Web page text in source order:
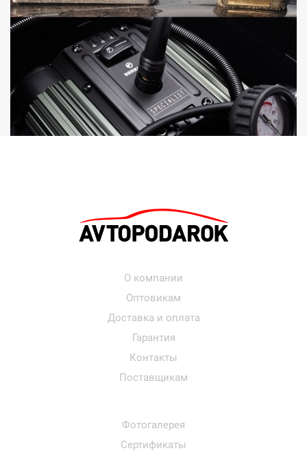
О компании
Оптовикам
Доставка и оплата
Гарантия
Контакты
Поставщикам
Фотогалерея
Сертификаты